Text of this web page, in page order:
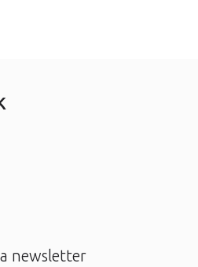
newsletter